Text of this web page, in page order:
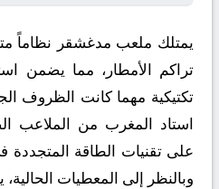
يمتلك ملعب مدغشقر نظاماً
تراكم الأمطار، مما يضمن
تكتيكية مهما كانت الظروف
استاد المغرب من الملاعب
على تقنيات الطاقة المتجددة
وبالنظر إلى المعطيات